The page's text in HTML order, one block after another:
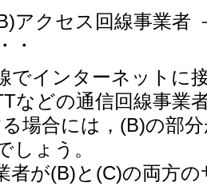
アクセス回線事業者
・
でインターネットに
などの通信回線事業
場合には，(B)の部
しょう。
者が(B)と(C)の両方